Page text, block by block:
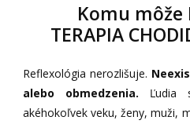
Komu môže
TERAPIA
Reflexológia nerozlišuje.
alebo obmedzenia. Ľudia
akéhokoľvek veku, ženy, muži,